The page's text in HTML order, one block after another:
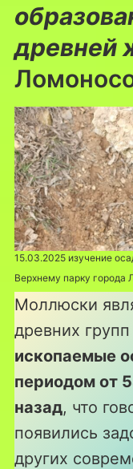
древней
15.03.2025 изучение
Верхнему парку города
Моллюски
древних
ископаемые
периодом от
назад, что
появились
других